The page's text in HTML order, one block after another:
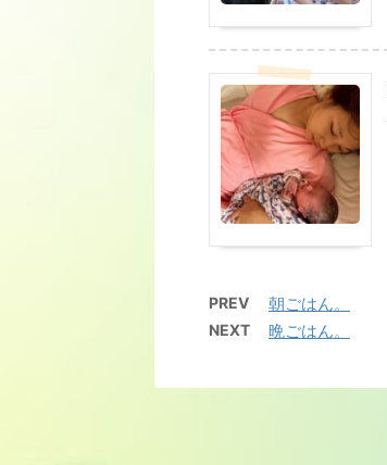
PREV 朝ごはん。
NEXT 晩ごはん。